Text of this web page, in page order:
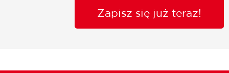
Zapisz się już teraz!